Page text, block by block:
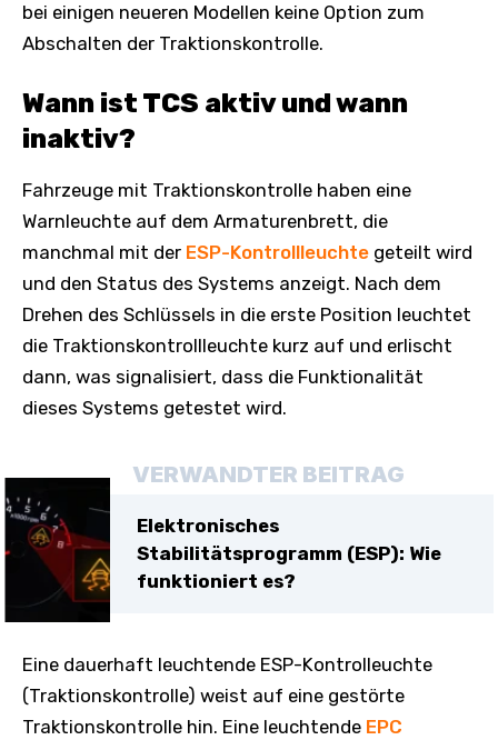
bei einigen neueren Modellen keine Option zum
Abschalten der Traktionskontrolle.
Wann ist TCS aktiv und wann
inaktiv?
Fahrzeuge mit Traktionskontrolle haben eine
Warnleuchte auf dem Armaturenbrett, die
manchmal mit der ESP-Kontrollleuchte geteilt wird
und den Status des Systems anzeigt. Nach dem
Drehen des Schlüssels in die erste Position leuchtet
die Traktionskontrollleuchte kurz auf und erlischt
dann, was signalisiert, dass die Funktionalität
dieses Systems getestet wird.
VERWANDTER BEITRAG
Elektronisches
Stabilitätsprogramm (ESP): Wie
funktioniert es?
Eine dauerhaft leuchtende ESP-Kontrolleuchte
(Traktionskontrolle) weist auf eine gestörte
Traktionskontrolle hin. Eine leuchtende EPC